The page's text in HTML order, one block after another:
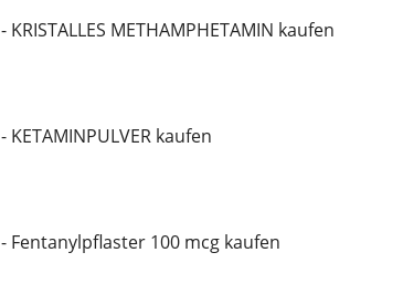
- KRISTALLES METHAMPHETAMIN kaufen
- KETAMINPULVER kaufen
- Fentanylpflaster 100 mcg kaufen